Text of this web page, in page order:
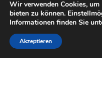
Wir verwenden Cookies,
bieten zu können.
Informationen finden Sie
Akzeptieren